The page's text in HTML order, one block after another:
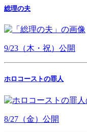
総理の夫
9/23（木・祝）公開
ホロコーストの罪人
8/27（金）公開